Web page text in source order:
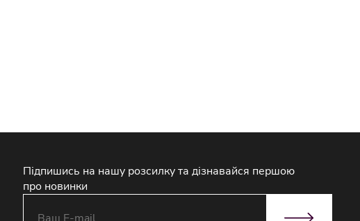
Підпишись на нашу розсилку та дізнавайся першою
про новинки